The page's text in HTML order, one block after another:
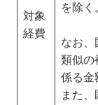
対象
経費
を除く
なお、
類似の
係る金
また